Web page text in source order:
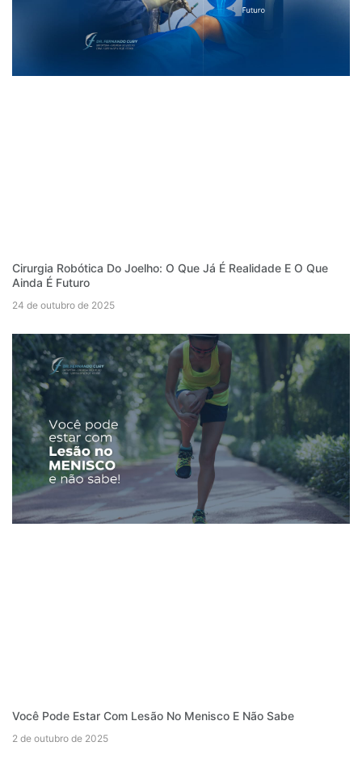
Cirurgia Robótica Do Joelho: O Que Já É Realidade E O Que
Ainda É Futuro
24 de outubro de 2025
Você Pode Estar Com Lesão No Menisco E Não Sabe
2 de outubro de 2025